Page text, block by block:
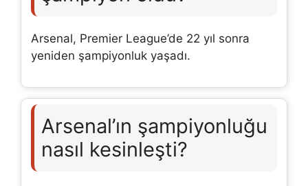
Arsenal, Premier League’de 22 yıl sonra
yeniden şampiyonluk yaşadı.
Arsenal’ın şampiyonluğu
nasıl kesinleşti?